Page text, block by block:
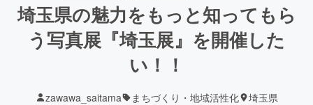
埼玉県の魅力をもっと知ってもら
う写真展『埼玉展』を開催した
い！！
zawawa_saitama まちづくり・地域活性化 埼玉県